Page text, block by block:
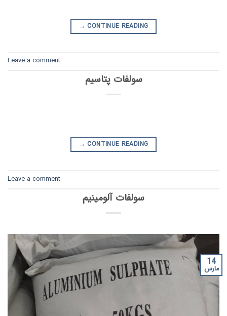
CONTINUE READING
→
Leave a comment
سولفات پتاسیم
CONTINUE READING
→
Leave a comment
سولفات آلومینیم
14
مارس